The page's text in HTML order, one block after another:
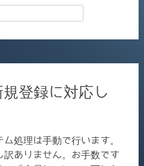
登録に対応し
処理は手動で行います。
訳ありません。お手数です